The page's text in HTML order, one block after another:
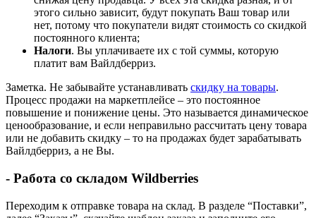
этого сильно зависит, будут покупать Ваш товар или
нет, потому что покупатели видят стоимость со скидкой
постоянного клиента;
Налоги. Вы уплачиваете их с той суммы, которую
платит вам Вайлдберриз.
Заметка. Не забывайте устанавливать скидку на товары.
Процесс продажи на маркетплейсе – это постоянное
повышение и понижение цены. Это называется динамическое
ценообразование, и если неправильно рассчитать цену товара
или не добавить скидку – то на продажах будет зарабатывать
Вайлдберриз, а не Вы.
- Работа со складом Wildberries
Переходим к отправке товара на склад. В разделе “Поставки”,